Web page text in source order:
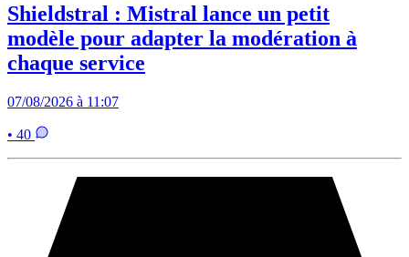
Shieldstral : Mistral lance un petit
modèle pour adapter la modération à
chaque service
07/08/2026 à 11:07
• 40